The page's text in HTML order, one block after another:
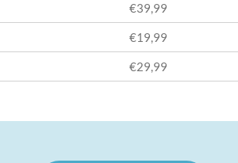
€39,99
€19,99
€29,99